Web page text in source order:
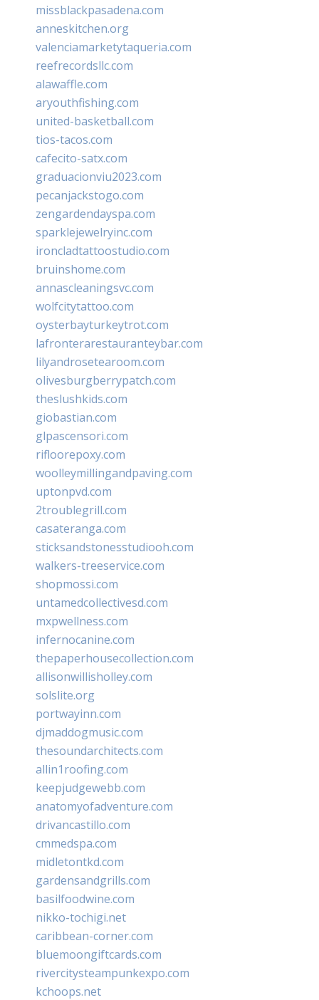
missblackpasadena.com
anneskitchen.org
valenciamarketytaqueria.com
reefrecordsllc.com
alawaffle.com
aryouthfishing.com
united-basketball.com
tios-tacos.com
cafecito-satx.com
graduacionviu2023.com
pecanjackstogo.com
zengardendayspa.com
sparklejewelryinc.com
ironcladtattoostudio.com
bruinshome.com
annascleaningsvc.com
wolfcitytattoo.com
oysterbayturkeytrot.com
lafronterarestauranteybar.com
lilyandrosetearoom.com
olivesburgberrypatch.com
theslushkids.com
giobastian.com
glpascensori.com
rifloorepoxy.com
woolleymillingandpaving.com
uptonpvd.com
2troublegrill.com
casateranga.com
sticksandstonesstudiooh.com
walkers-treeservice.com
shopmossi.com
untamedcollectivesd.com
mxpwellness.com
infernocanine.com
thepaperhousecollection.com
allisonwillisholley.com
solslite.org
portwayinn.com
djmaddogmusic.com
thesoundarchitects.com
allin1roofing.com
keepjudgewebb.com
anatomyofadventure.com
drivancastillo.com
cmmedspa.com
midletontkd.com
gardensandgrills.com
basilfoodwine.com
nikko-tochigi.net
caribbean-corner.com
bluemoongiftcards.com
rivercitysteampunkexpo.com
kchoops.net